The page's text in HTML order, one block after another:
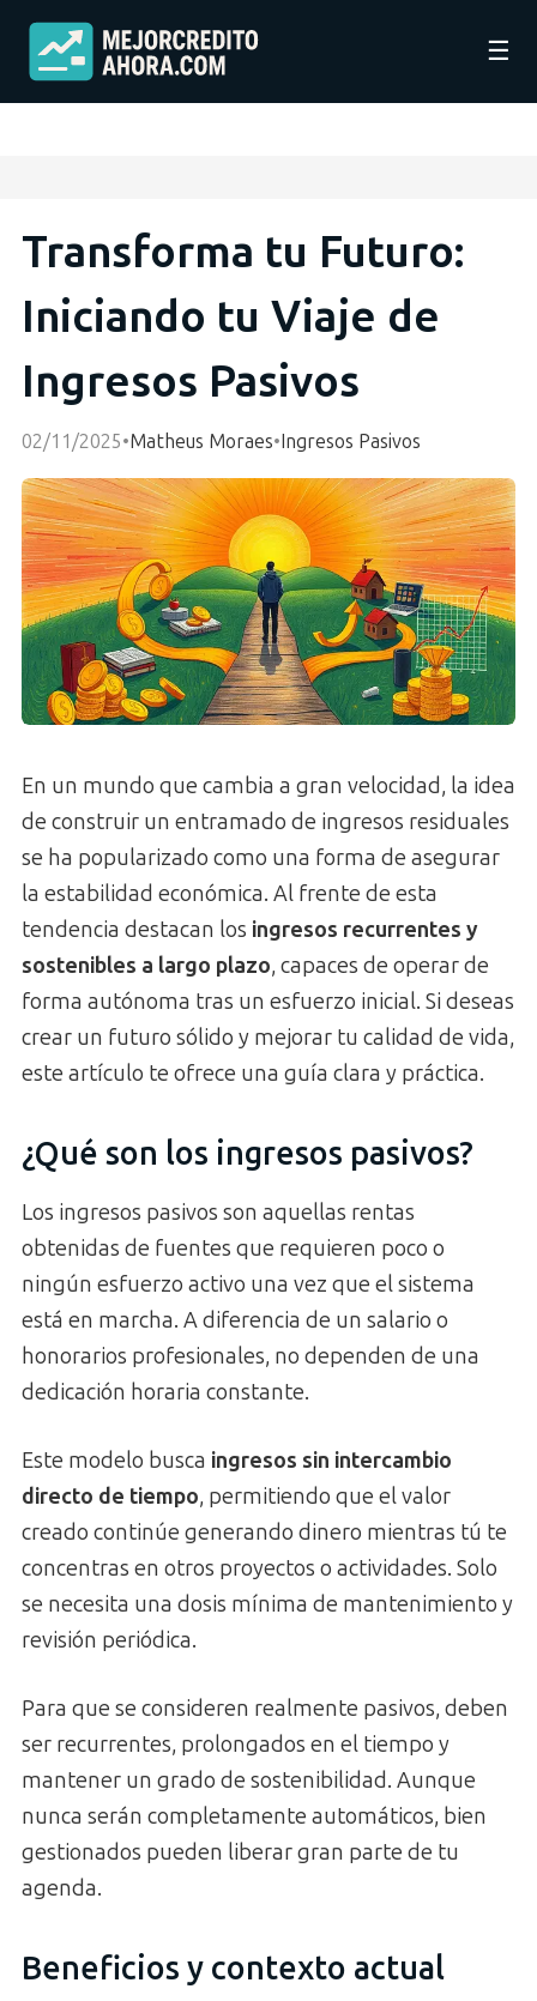
☰
Transforma tu Futuro:
Iniciando tu Viaje de
Ingresos Pasivos
02/11/2025•Matheus Moraes•Ingresos Pasivos
En un mundo que cambia a gran velocidad, la idea
de construir un entramado de ingresos residuales
se ha popularizado como una forma de asegurar
la estabilidad económica. Al frente de esta
tendencia destacan los ingresos recurrentes y
sostenibles a largo plazo, capaces de operar de
forma autónoma tras un esfuerzo inicial. Si deseas
crear un futuro sólido y mejorar tu calidad de vida,
este artículo te ofrece una guía clara y práctica.
¿Qué son los ingresos pasivos?
Los ingresos pasivos son aquellas rentas
obtenidas de fuentes que requieren poco o
ningún esfuerzo activo una vez que el sistema
está en marcha. A diferencia de un salario o
honorarios profesionales, no dependen de una
dedicación horaria constante.
Este modelo busca ingresos sin intercambio
directo de tiempo, permitiendo que el valor
creado continúe generando dinero mientras tú te
concentras en otros proyectos o actividades. Solo
se necesita una dosis mínima de mantenimiento y
revisión periódica.
Para que se consideren realmente pasivos, deben
ser recurrentes, prolongados en el tiempo y
mantener un grado de sostenibilidad. Aunque
nunca serán completamente automáticos, bien
gestionados pueden liberar gran parte de tu
agenda.
Beneficios y contexto actual